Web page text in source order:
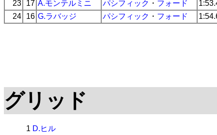
23 17 A.モンテルミニ パシフィック ・ フォード
24
16 G.ラバッジ パシフィック ・ フォード
グリッド
1 D.ヒル